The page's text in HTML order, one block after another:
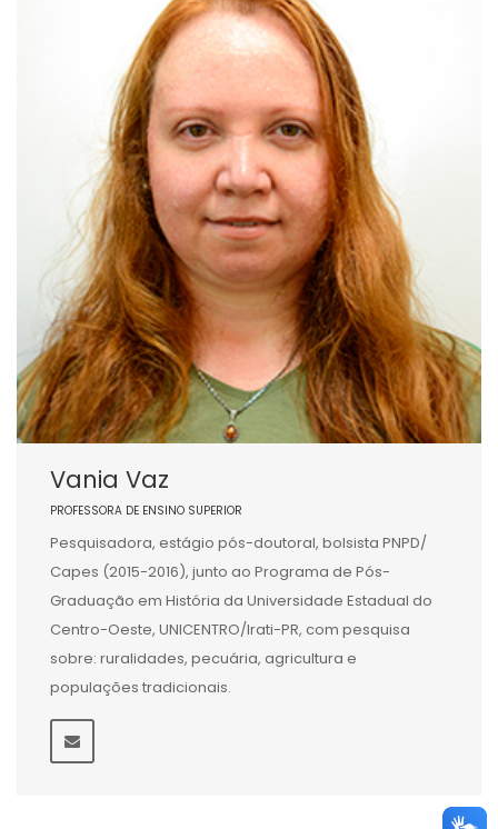
Vania Vaz
PROFESSORA DE ENSINO SUPERIOR
Pesquisadora, estágio pós-doutoral, bolsista PNPD/
Capes (2015-2016), junto ao Programa de Pós-
Graduação em História da Universidade Estadual do
Centro-Oeste, UNICENTRO/Irati-PR, com pesquisa
sobre: ruralidades, pecuária, agricultura e
populações tradicionais.